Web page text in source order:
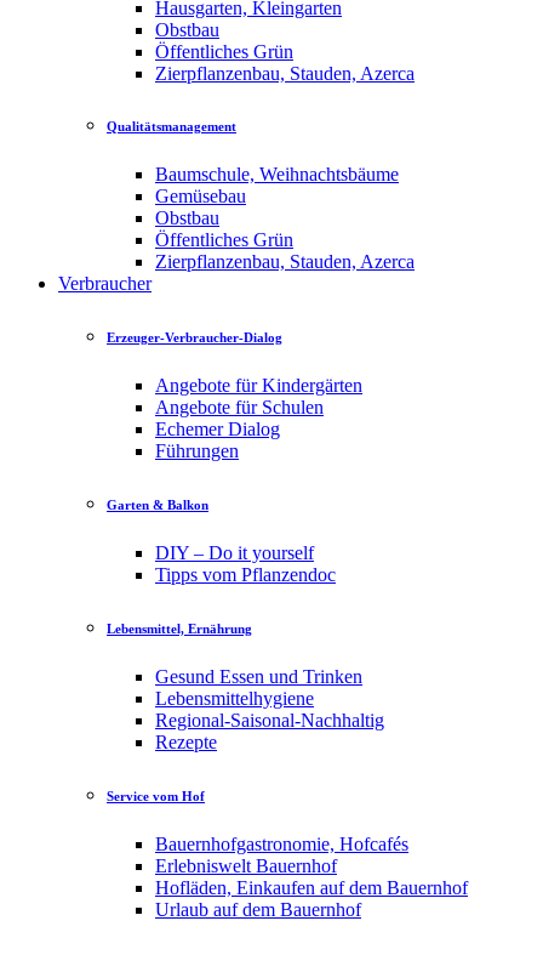
Hausgarten, Kleingarten
Obstbau
Öffentliches Grün
Zierpflanzenbau, Stauden, Azerca
Qualitätsmanagement
Baumschule, Weihnachtsbäume
Gemüsebau
Obstbau
Öffentliches Grün
Zierpflanzenbau, Stauden, Azerca
Verbraucher
Erzeuger-Verbraucher-Dialog
Angebote für Kindergärten
Angebote für Schulen
Echemer Dialog
Führungen
Garten & Balkon
DIY – Do it yourself
Tipps vom Pflanzendoc
Lebensmittel, Ernährung
Gesund Essen und Trinken
Lebensmittelhygiene
Regional-Saisonal-Nachhaltig
Rezepte
Service vom Hof
Bauernhofgastronomie, Hofcafés
Erlebniswelt Bauernhof
Hofläden, Einkaufen auf dem Bauernhof
Urlaub auf dem Bauernhof